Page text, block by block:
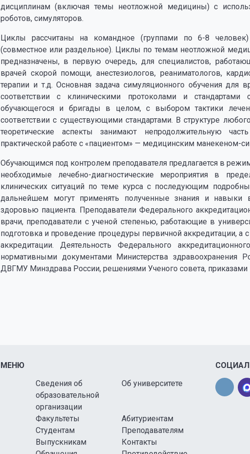
дисциплинам (включая темы неотложной медицины) с
роботов, симуляторов.
Циклы рассчитаны на командное (группами по 6-8
(совместное или раздельное). Циклы по темам неотложной
предназначены, в первую очередь, для специалистов,
врачей скорой помощи, анестезиологов, реаниматологов,
терапии и т.д. Основная задача симуляционного обучения для
соответствии с клиническими протоколами и
обучающегося и бригады в целом, с выбором тактики
соответствии с существующими стандартами. В структуре
теоретические аспекты занимают непродолжительную
практической работе с «пациентом» — медицинским манекеном-
Обучающимся под контролем преподавателя предлагается в
необходимые лечебно-диагностические мероприятия в
клинических ситуаций по теме курса с последующим
дальнейшем могут применять полученные знания и навыки
здоровью пациента. Преподаватели Федерального
врачи, преподаватели с ученой степенью, работающие в
подготовка и проведение процедуры первичной аккредитации, а
аккредитации. Деятельность Федерального
нормативными документами Министерства
ДВГМУ Минздрава России, решениями Ученого совета,
МЕНЮ
Сведения об
образовательной
организации
Об университете
Факультеты
Абитуриентам
Студентам
Преподавателям
Выпускникам
Контакты